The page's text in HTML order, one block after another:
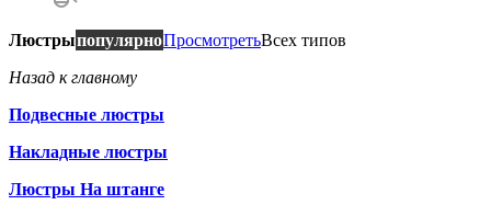
ЛюстрыпопулярноПросмотретьВсех типов
Назад к главному
Подвесные люстры
Накладные люстры
Люстры На штанге